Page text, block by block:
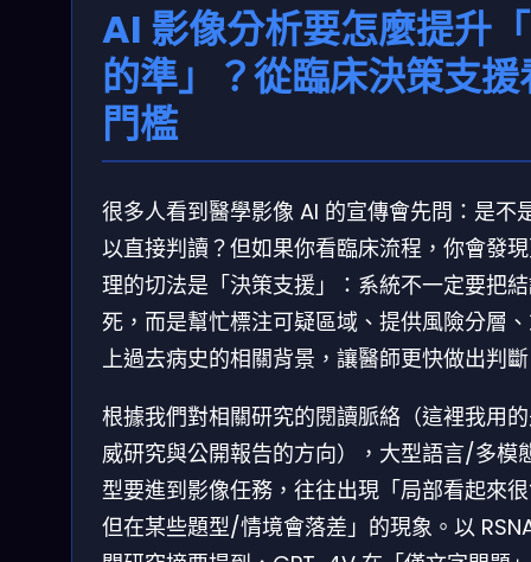
AI 影像分析要怎麼提升
的準」？從臨床決策支援
門檻
很多人看到醫學影像 AI 的宣傳會先問：是不
以直接判讀？但如果你看臨床流程，你會發
理的切法是「決策支援」：系統不一定要把
死，而是幫忙標注可疑區域、提供風險分層
上過去病史的相關背景，讓醫師更快做出判
根據我們對相關研究的閱讀脈絡（這裡我用
威研究與公開報告的方向），大型語言/多模
型要進到影像任務，往往出現「局部看起來
但在某些題型/情境會落差」的現象。以